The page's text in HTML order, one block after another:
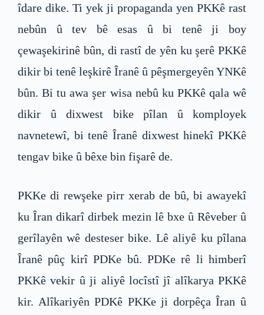
îdare dike. Ti yek ji propaganda yen PKKê rast
nebûn û tev bê esas û bi tenê ji boy
çewaşekirinê bûn, di rastî de yên ku şerê PKKê
dikir bi tenê leşkirê Îranê û pêşmergeyên YNKê
bûn. Bi tu awa şer wisa nebû ku PKKê qala wê
dikir û dixwest bike pîlan û komployek
navnetewî, bi tenê Îranê dixwest hinekî PKKê
tengav bike û bêxe bin fişarê de.
PKKe di rewşeke pirr xerab de bû, bi awayekî
ku Îran dikarî dirbek mezin lê bxe û Rêveber û
gerîlayên wê desteser bike. Lê aliyê ku pîlana
Îranê pûç kirî PDKe bû. PDKe rê li himberî
PKKê vekir û ji aliyê locîstî jî alîkarya PKKê
kir. Alîkariyên PDKê PKKe ji dorpêça Îran û